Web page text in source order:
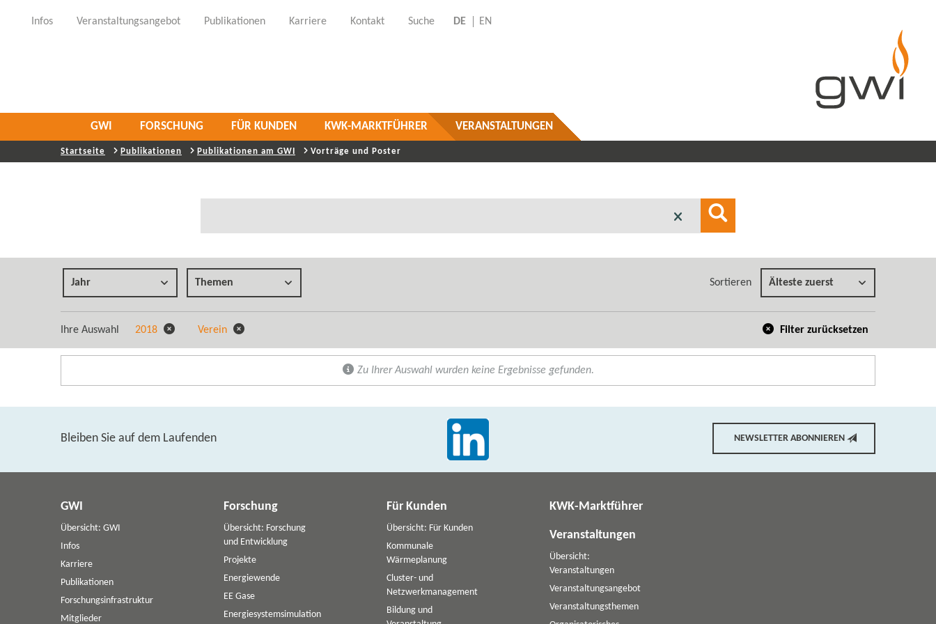
Infos Veranstaltungsangebot Publikationen Karriere Kontakt Suche DE EN
GWI FORSCHUNG FÜR KUNDEN KWK-MARKTFÜHRER VERANSTALTUNGEN
Startseite Publikationen Publikationen am GWI Vorträge und Poster
Jahr Themen Sortieren Älteste zuerst
Ihre Auswahl 2018 Verein Filter zurücksetzen
Zu Ihrer Auswahl wurden keine Ergebnisse gefunden.
Bleiben Sie auf dem Laufenden NEWSLETTER ABONNIEREN
GWI
Übersicht: GWI
Infos
Karriere
Publikationen
Forschungsinfrastruktur
Mitglieder
Forschung
Übersicht: Forschung
und Entwicklung
Projekte
Energiewende
EE Gase
Energiesystemsimulation
Für Kunden
Übersicht: Für Kunden
Kommunale
Wärmeplanung
Cluster- und
Netzwerkmanagement
Bildung und
KWK-Marktführer
Veranstaltungen
Übersicht:
Veranstaltungen
Veranstaltungsangebot
Veranstaltungsthemen